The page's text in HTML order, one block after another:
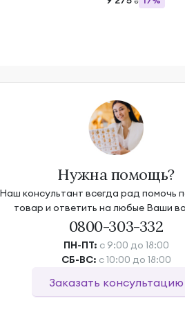
Нужна помощь?
Наш консультант всегда рад помочь
товар и ответить на любые Ваши
0800-303-332
ПН-ПТ: с 9:00 до 18:00
СБ-ВС: с 10:00 до 18:00
Заказать консультацию